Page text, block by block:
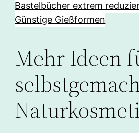
Bastelbücher extrem
Günstige Gießformen
Mehr Ideen